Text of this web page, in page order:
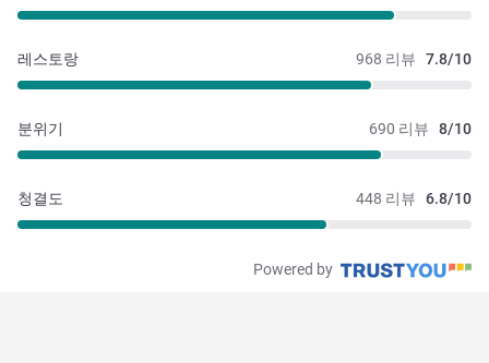
968 리뷰 7.8/10
레스토랑
690 리뷰 8/10
분위기
448 리뷰 6.8/10
청결도
Powered by